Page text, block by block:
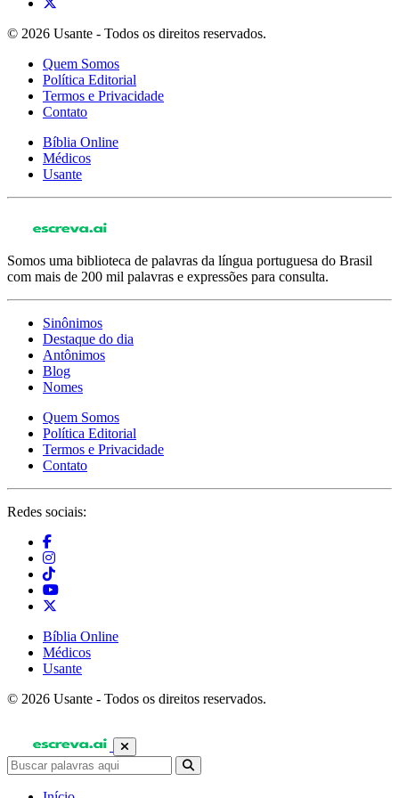
© 2026 Usante - Todos os direitos reservados.
Quem Somos
Política Editorial
Termos e Privacidade
Contato
Bíblia Online
Médicos
Usante
Somos uma biblioteca de palavras da língua portuguesa do Brasil
com mais de 200 mil palavras e expressões para consulta.
Sinônimos
Destaque do dia
Antônimos
Blog
Nomes
Quem Somos
Política Editorial
Termos e Privacidade
Contato
Redes sociais:
Bíblia Online
Médicos
Usante
© 2026 Usante - Todos os direitos reservados.